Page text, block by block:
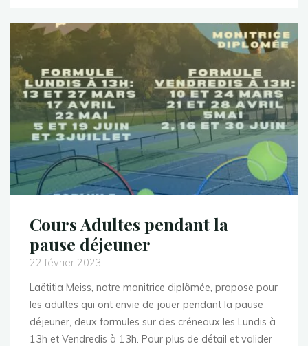
Cours Adultes pendant la
pause déjeuner
22 février 2023
Laëtitia Meiss, notre monitrice diplômée, propose pour
les adultes qui ont envie de jouer pendant la pause
déjeuner, deux formules sur des créneaux les Lundis à
13h et Vendredis à 13h. Pour plus de détail et valider